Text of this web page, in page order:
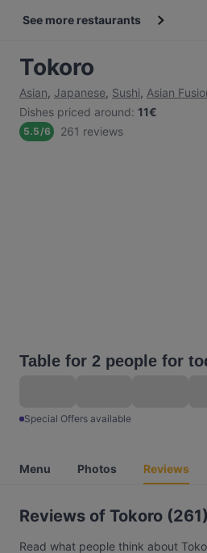
See more restaurants
Tokoro
Asian, Japanese, Sushi, Asian
Dishes priced around: 11€
5.5/6 261 reviews
Table for 2 people for
Special Offers available
Menu Photos Reviews
Reviews of Tokoro (261)
Read what people think about